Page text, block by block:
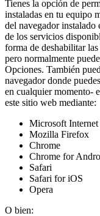
Tienes la opción de
instaladas en tu equipo
del navegador instalado
de los servicios
forma de deshabilitar
pero normalmente
Opciones. También
navegador donde
en cualquier momento-
este sitio web mediante:
Microsoft
Mozilla Firefox
Chrome
Chrome for
Safari
Safari for iOS
Opera
O bien: